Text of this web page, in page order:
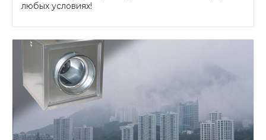
любых условиях!